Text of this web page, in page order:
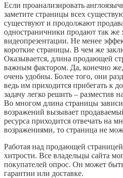
Если проанализировать
заметите страницы всех
существуют и продолжают
одностраничники продают так
видеопрезентации. Не менее
короткие страницы. В чем же
Оказывается, длина продающей
важным фактором. Да, конечно
очень удобны. Более того, они
ведь им приходится прибегать к
задачу легко решить – разместив
Во многом длина страницы
возражений вызывает
ресурса приходится отвечать на
возражениями, то страница не
Работая над продающей
хитрости. Все владельцы сайта
покупателей опрос. Он может
гарантии или доставке.